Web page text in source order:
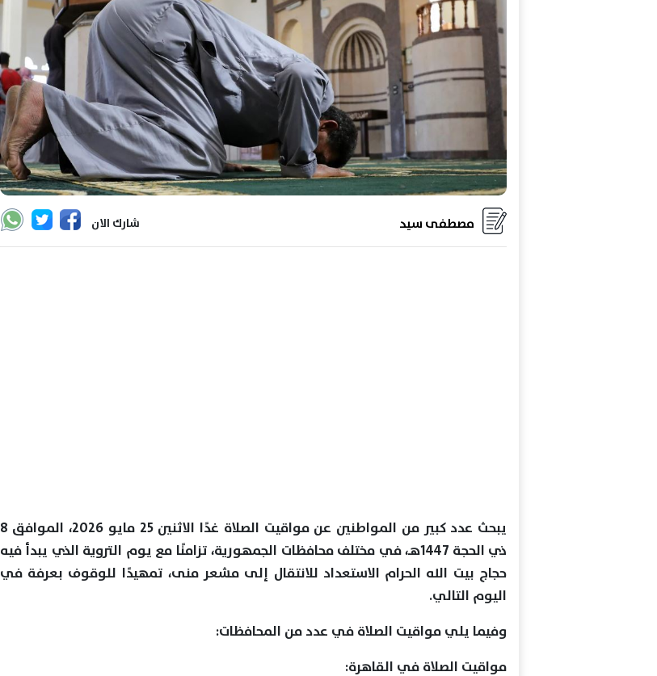
شارك الان مصطفى سيد
يبحث عدد كبير من المواطنين عن مواقيت الصلاة غدًا الاثنين 25 مايو 2026، الموافق 8
ذي الحجة 1447هـ، في مختلف محافظات الجمهورية، تزامنًا مع يوم التروية الذي يبدأ فيه
حجاج بيت الله الحرام الاستعداد للانتقال إلى مشعر منى، تمهيدًا للوقوف بعرفة في
اليوم التالي.
وفيما يلي مواقيت الصلاة في عدد من المحافظات:
مواقيت الصلاة في القاهرة: